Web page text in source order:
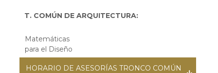
T. COMÚN DE ARQUITECTURA:
Matemáticas
para el Diseño
HORARIO DE ASESORÍAS TRONCO COMÚN